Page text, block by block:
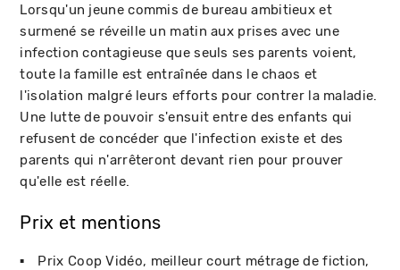
Lorsqu'un jeune commis de bureau ambitieux et
surmené se réveille un matin aux prises avec une
infection contagieuse que seuls ses parents voient,
toute la famille est entraînée dans le chaos et
l'isolation malgré leurs efforts pour contrer la maladie.
Une lutte de pouvoir s'ensuit entre des enfants qui
refusent de concéder que l'infection existe et des
parents qui n'arrêteront devant rien pour prouver
qu'elle est réelle.
Prix et mentions
Prix Coop Vidéo, meilleur court métrage de fiction